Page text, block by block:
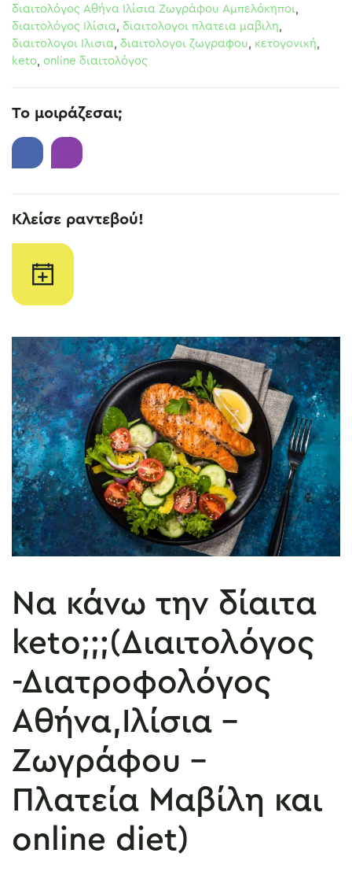
διαιτολόγος Αθήνα Ιλίσια Ζωγράφου Αμπελόκηποι,
διαιτολόγος Ιλίσια, διαιτολογοι πλατεια μαβιλη,
διαιτολογοι Ιλισια, διαιτολογοι ζωγραφου, κετογονική,
keto, online διαιτολόγος
Το μοιράζεσαι;
Κλείσε ραντεβού!
Να κάνω την δίαιτα
keto;;;(Διαιτολόγος
-Διατροφολόγος
Aθήνα,Ιλίσια –
Ζωγράφου –
Πλατεία Μαβίλη και
online diet)